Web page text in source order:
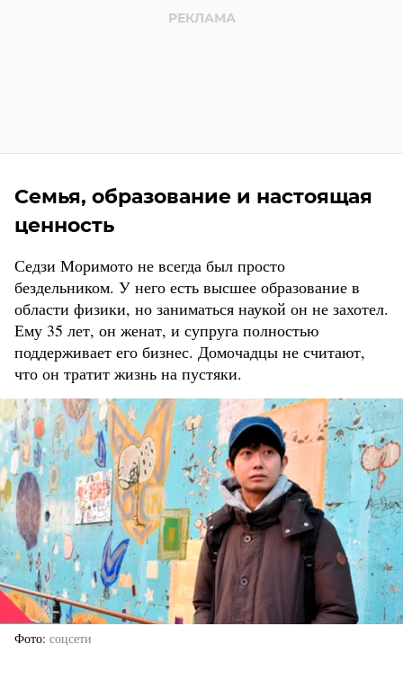
Семья, образование и настоящая
ценность
Седзи Моримото не всегда был просто
бездельником. У него есть высшее образование в
области физики, но заниматься наукой он не захотел.
Ему 35 лет, он женат, и супруга полностью
поддерживает его бизнес. Домочадцы не считают,
что он тратит жизнь на пустяки.
Фото соцсети